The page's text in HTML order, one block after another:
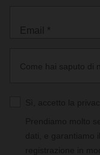
Email *
Come hai saputo di